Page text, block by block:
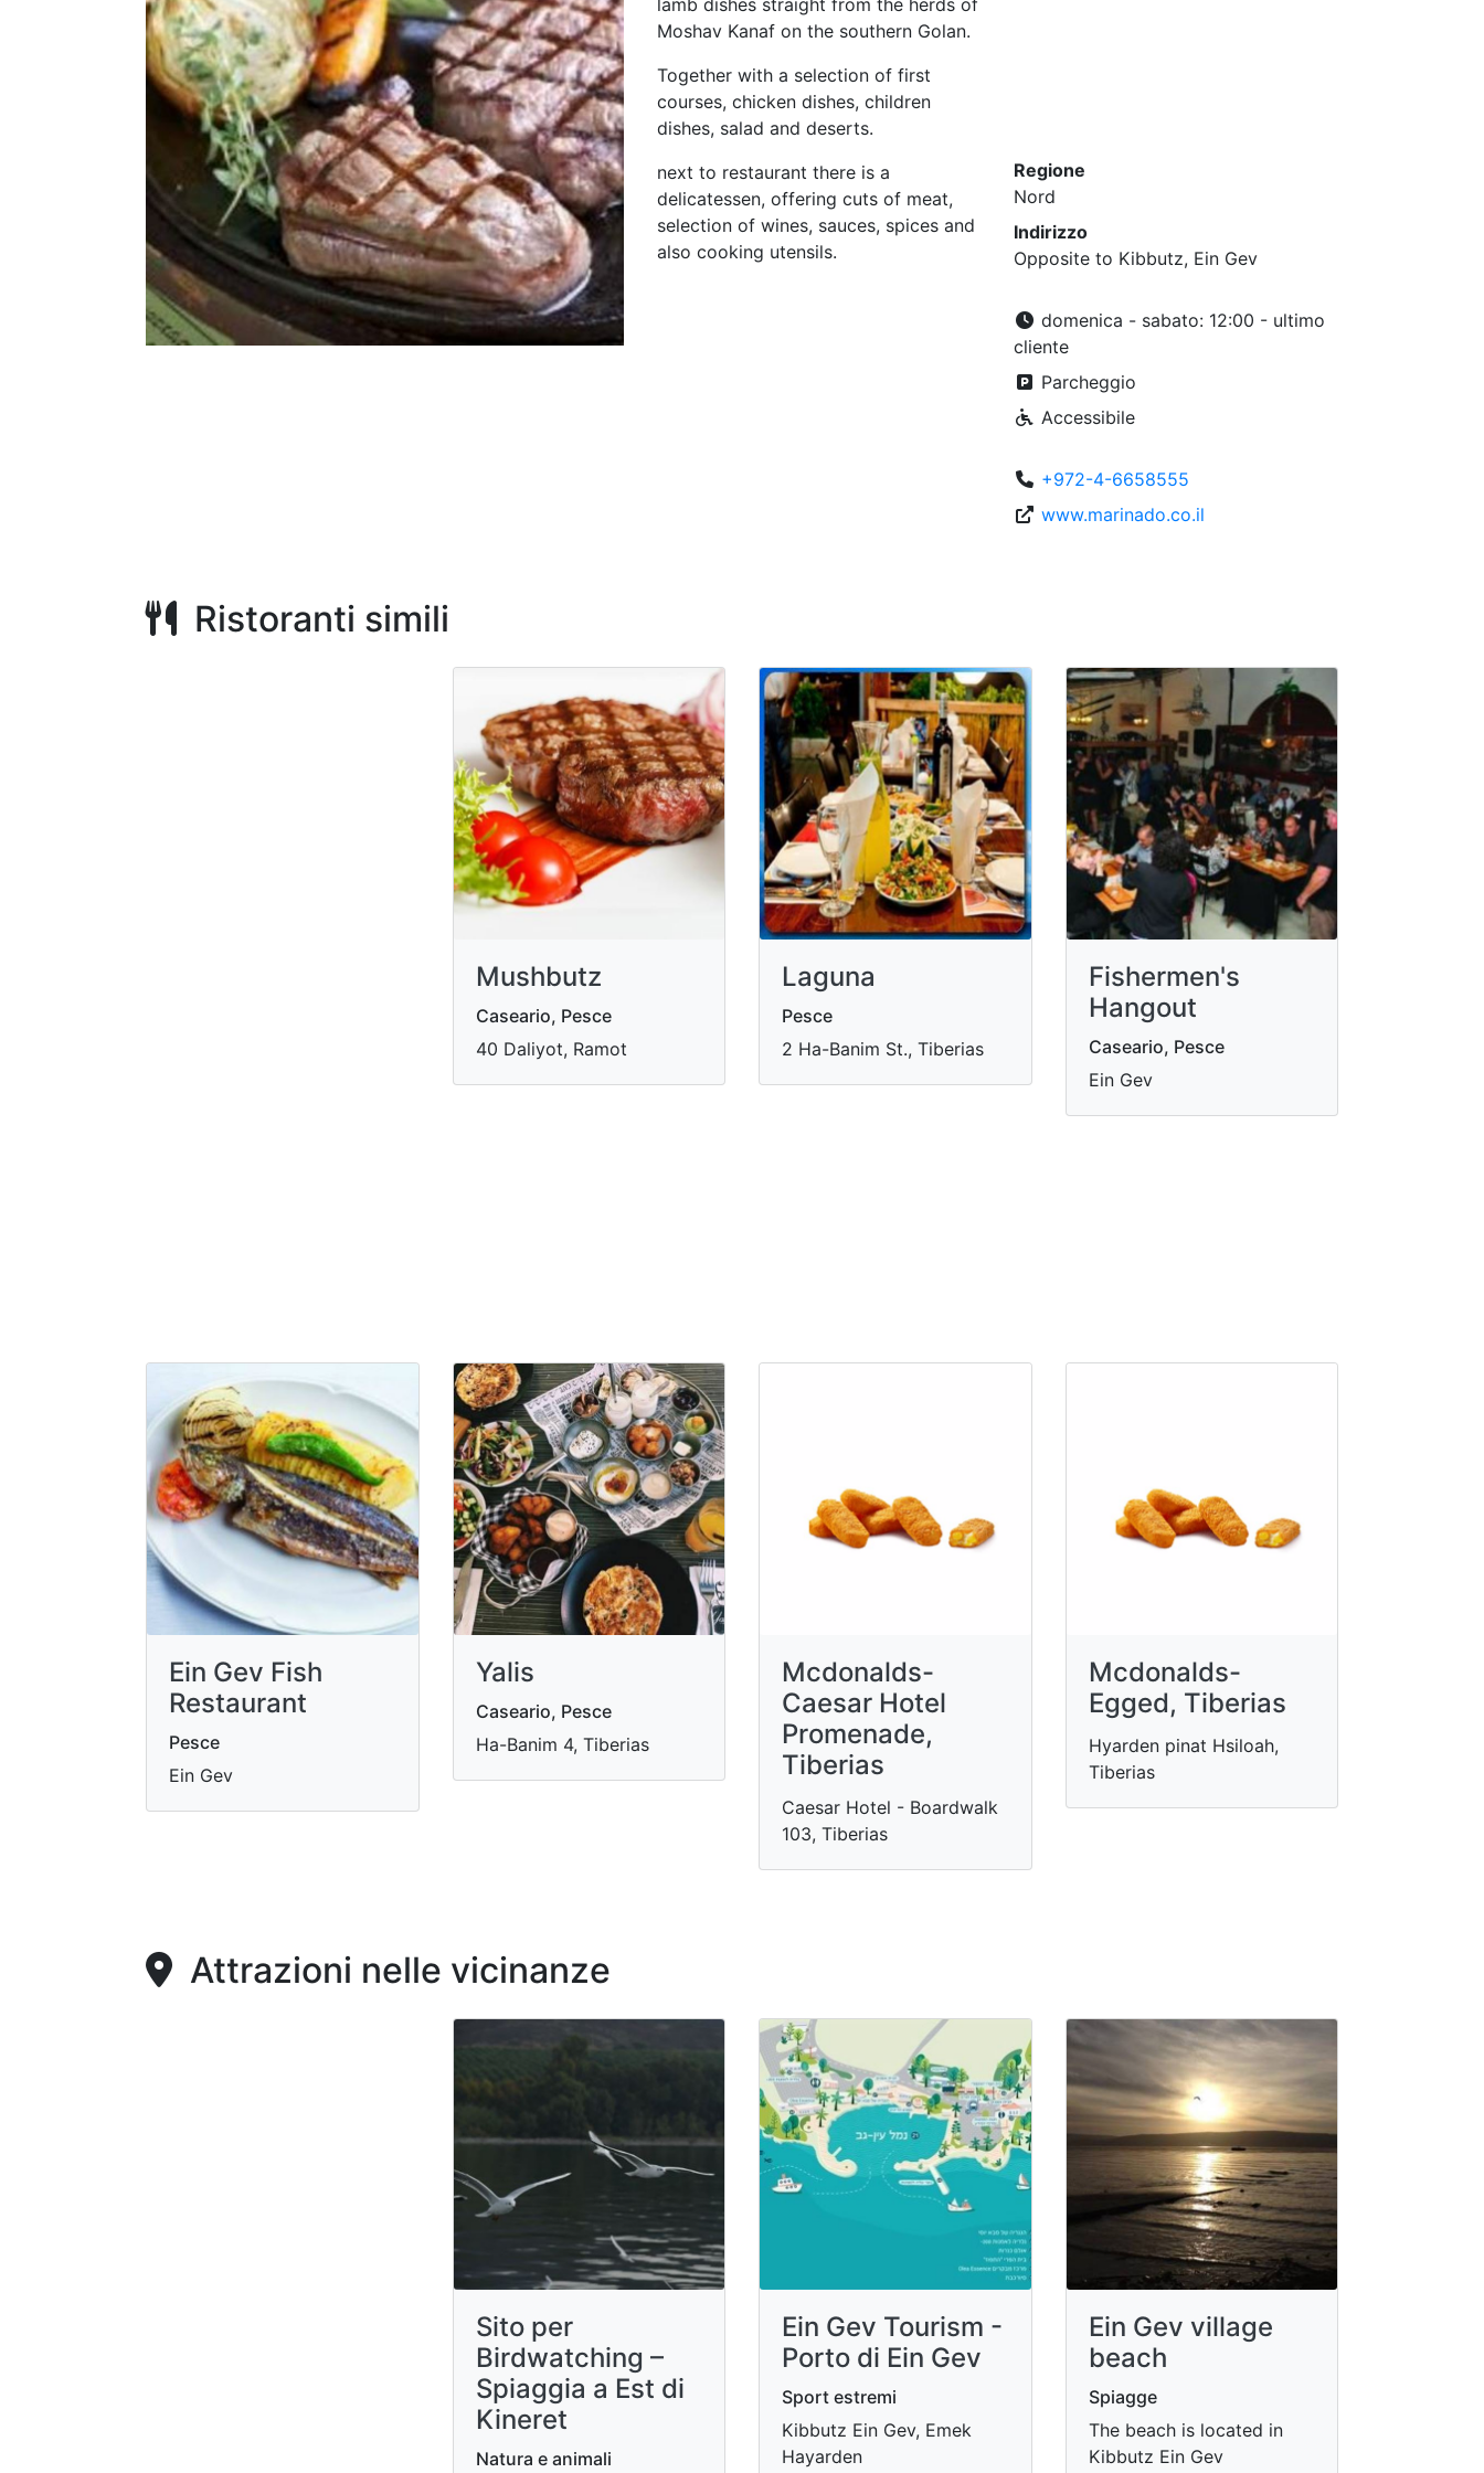
lamb dishes straight from the herds of
Moshav Kanaf on the southern Golan.
Together with a selection of first
courses, chicken dishes, children
dishes, salad and deserts.
next to restaurant there is a
delicatessen, offering cuts of meat,
selection of wines, sauces, spices and
also cooking utensils.
Regione
Nord
Indirizzo
Opposite to Kibbutz, Ein Gev
domenica - sabato: 12:00 - ultimo
cliente
Parcheggio
Accessibile
+972-4-6658555
www.marinado.co.il
Ristoranti simili
Mushbutz
Caseario, Pesce
40 Daliyot, Ramot
Laguna
Pesce
2 Ha-Banim St., Tiberias
Fishermen's
Hangout
Caseario, Pesce
Ein Gev
Ein Gev Fish
Restaurant
Pesce
Ein Gev
Yalis
Caseario, Pesce
Ha-Banim 4, Tiberias
Mcdonalds-
Caesar Hotel
Promenade,
Tiberias
Caesar Hotel - Boardwalk
103, Tiberias
Mcdonalds-
Egged, Tiberias
Hyarden pinat Hsiloah,
Tiberias
Attrazioni nelle vicinanze
Sito per
Birdwatching –
Spiaggia a Est di
Kineret
Natura e animali
Ein Gev Tourism -
Porto di Ein Gev
Sport estremi
Kibbutz Ein Gev, Emek
Hayarden
Ein Gev village
beach
Spiagge
The beach is located in
Kibbutz Ein Gev